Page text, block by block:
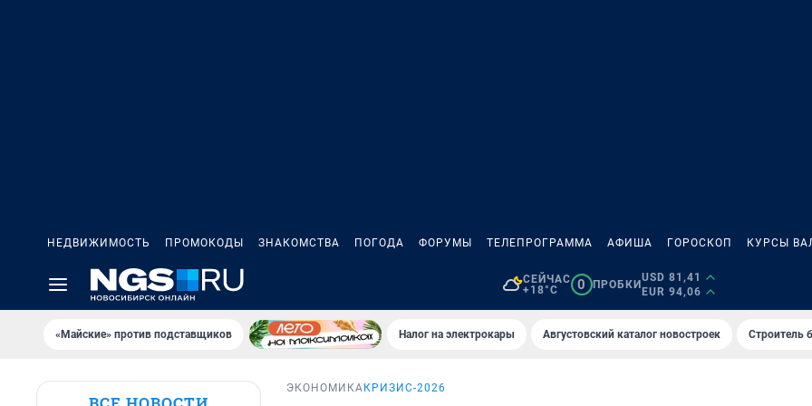
НЕДВИЖИМОСТЬ ПРОМОКОДЫ ЗНАКОМСТВА ПОГОДА ФОРУМЫ ТЕЛЕПРОГРАММА АФИША ГОРОСКОП КУРСЫ
СЕЙЧАС
+18°C
0 ПРОБКИ
USD 81,41
EUR 94,06
«Майские» против подставщиков Налог на электрокары Августовский каталог новостроек Строитель
ЭКОНОМИКА КРИЗИС-2026